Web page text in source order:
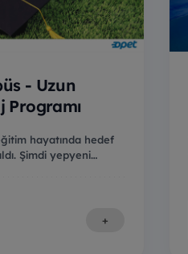
- Uzun
Programı
hayatında hedef
Şimdi yepyeni
+